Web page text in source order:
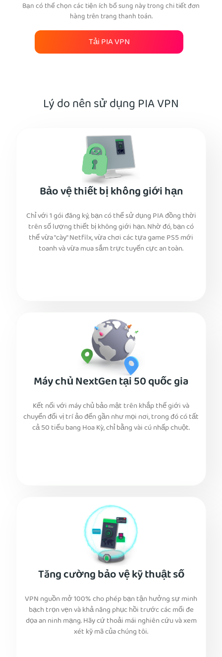
Bạn có thể chọn các tiện ích bổ sung này trong chi tiết đơn
hàng trên trang thanh toán.
Tải PIA VPN
Lý do nên sử dụng PIA VPN
Bảo vệ thiết bị không giới hạn
Chỉ với 1 gói đăng ký, bạn có thể sử dụng PIA đồng thời
trên số lượng thiết bị không giới hạn. Nhờ đó, bạn có
thể vừa "cày" Netfilx, vừa chơi các tựa game PS5 mới
toanh và vừa mua sắm trực tuyến cực an toàn.
Máy chủ NextGen tại 50 quốc gia
Kết nối với máy chủ bảo mật trên khắp thế giới và
chuyển đổi vị trí ảo đến gần như mọi nơi, trong đó có tất
cả 50 tiểu bang Hoa Kỳ, chỉ bằng vài cú nhấp chuột.
Tăng cường bảo vệ kỹ thuật số
VPN nguồn mở 100% cho phép bạn tận hưởng sự minh
bạch trọn vẹn và khả năng phục hồi trước các mối đe
dọa an ninh mạng. Hãy cứ thoải mái nghiên cứu và xem
xét kỹ mã của chúng tôi.